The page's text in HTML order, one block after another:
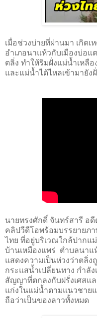
เมื่อช่วงบ่ายที่ผ่านมา เกิด
อำเภอนาแห้วกับเมืองบ่อแ
ตลิ่ง ทำให้ริมฝั่งแม่น้ำเหลือ
และแม่น้ำได้ไหลเข้ามายัง
นายทรงศักดิ์ จันทร์สารี อ
คลิปวีดีโอพร้อมบรรยายภ
ไทย ที่อยู่บริเวณใกล้ปากแ
บ้านเหมืองแพร่ ตำบลนาแ
แสดงความเป็นห่วงว่าตลิ่ง
กระแสน้ำเปลี่ยนทาง กำลั
สัญญาที่ตกลงกับฝรั่งเศสแล
แก่งในแม่น้ำตามแนวชาย
ถือว่าเป็นของลาวทั้งหมด